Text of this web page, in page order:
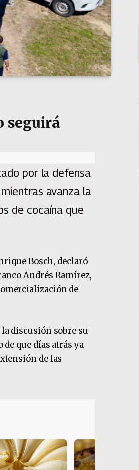
seguirá
por la defensa
avanza la
de cocaína que
Bosch, declaró
Andrés Ramírez,
de
discusión sobre su
que días atrás ya
de las